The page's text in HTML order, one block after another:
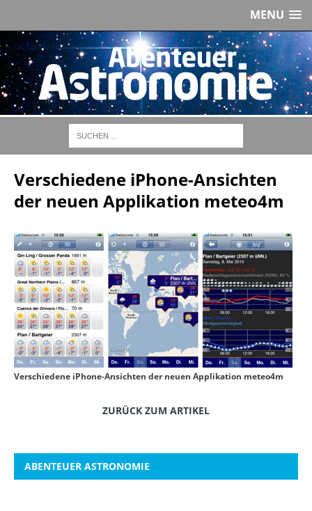
MENU
Verschiedene iPhone-Ansichten
der neuen Applikation meteo4m
Verschiedene iPhone-Ansichten der neuen Applikation meteo4m
ZURÜCK ZUM ARTIKEL
ABENTEUER ASTRONOMIE